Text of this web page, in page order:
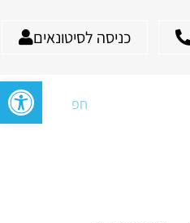
פתח
כניסה לסיטונאים